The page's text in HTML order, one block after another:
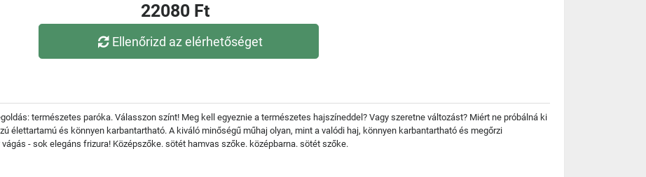
22080 Ft
Ellenőrizd az elérhetőséget
természetes paróka. Válasszon színt! Meg kell egyeznie a természetes hajszíneddel? Vagy szeretne változást? Miért ne próbálná ki
élettartamú és könnyen karbantartható. A kiváló minőségű műhaj olyan, mint a valódi haj, könnyen karbantartható és megőrzi
- sok elegáns frizura! Középszőke. sötét hamvas szőke. középbarna. sötét szőke.